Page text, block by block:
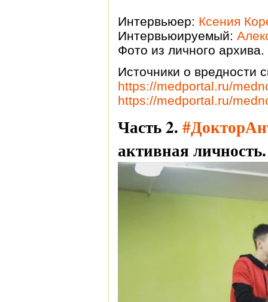
Интервьюер: Ксения
Интервьюируемый:
Фото из личного архива.
Источники о вредности
https://medportal.ru/
https://medportal.ru/
Часть 2.
активная